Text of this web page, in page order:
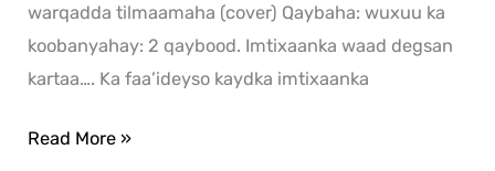
warqadda tilmaamaha (cover) Qaybaha: wuxuu ka
koobanyahay: 2 qaybood. Imtixaanka waad degsan
kartaa…. Ka faa’ideyso kaydka imtixaanka
Read More »